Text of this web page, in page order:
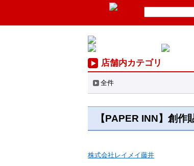
店舗内カテゴリ
全件
【PAPER INN】創作
株式会社レイメイ藤井